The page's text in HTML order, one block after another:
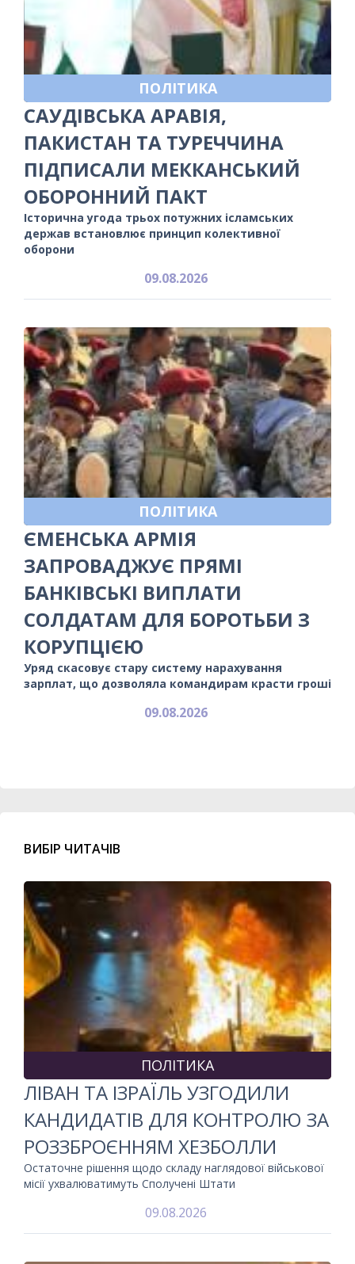
ПОЛІТИКА
САУДІВСЬКА АРАВІЯ,
ПАКИСТАН ТА ТУРЕЧЧИНА
ПІДПИСАЛИ МЕККАНСЬКИЙ
ОБОРОННИЙ ПАКТ
Історична угода трьох потужних ісламських
держав встановлює принцип колективної
оборони
09.08.2026
ПОЛІТИКА
ЄМЕНСЬКА АРМІЯ
ЗАПРОВАДЖУЄ ПРЯМІ
БАНКІВСЬКІ ВИПЛАТИ
СОЛДАТАМ ДЛЯ БОРОТЬБИ З
КОРУПЦІЄЮ
Уряд скасовує стару систему нарахування
зарплат, що дозволяла командирам красти гроші
09.08.2026
ВИБІР ЧИТАЧІВ
ПОЛІТИКА
ЛІВАН ТА ІЗРАЇЛЬ УЗГОДИЛИ
КАНДИДАТІВ ДЛЯ КОНТРОЛЮ ЗА
РОЗЗБРОЄННЯМ ХЕЗБОЛЛИ
Остаточне рішення щодо складу наглядової військової
місії ухвалюватимуть Сполучені Штати
09.08.2026